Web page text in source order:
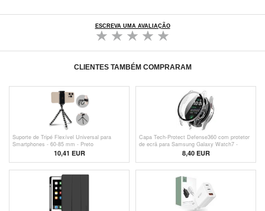
ESCREVA UMA AVALIAÇÃO
CLIENTES TAMBÉM COMPRARAM
Suporte de Tripé Flexível Universal para
Smartphones - 60-85 mm - Preto
10,41 EUR
Capa Tech-Protect Defense360 com protetor
de ecrã para Samsung Galaxy Watch7 -
40mm - Transparente8,40 EUR